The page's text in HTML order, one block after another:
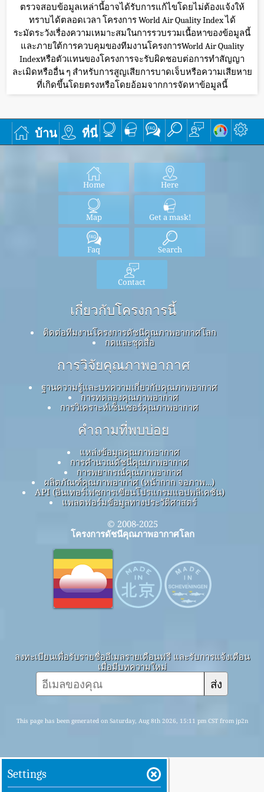
ตรวจสอบข้อมูลเหล่านี้อาจได้รับการแก้ไขโดยไม่ต้องแจ้งให้
ทราบได้ตลอดเวลา โครงการ World Air Quality Index ได้
ระมัดระวังเรื่องความเหมาะสมในการรวบรวมเนื้อหาของข้อมูลนี้
และภายใต้การควบคุมของทีมงานโครงการWorld Air Quality
Indexหรือตัวแทนของโครงการจะรับผิดชอบต่อการทำสัญญา
ละเมิดหรืออื่น ๆ สำหรับการสูญเสียการบาดเจ็บหรือความเสียหาย
ที่เกิดขึ้นโดยตรงหรือโดยอ้อมจากการจัดหาข้อมูลนี้
บ้าน ที่นี่
Home Here
Map Get a mask!
Faq Search
Contact
เกี่ยวกับโครงการนี้
ติดต่อทีมงานโครงการดัชนีคุณภาพอากาศโลก
กดและชุดสื่อ
การวิจัยคุณภาพอากาศ
ฐานความรู้และบทความเกี่ยวกับคุณภาพอากาศ
การทดลองคุณภาพอากาศ
การวิเคราะห์เซ็นเซอร์คุณภาพอากาศ
คำถามที่พบบ่อย
แหล่งข้อมูลคุณภาพอากาศ
การคำนวณดัชนีคุณภาพอากาศ
การพยากรณ์คุณภาพอากาศ
ผลิตภัณฑ์คุณภาพอากาศ (หน้ากาก จอภาพ…)
API (อินเทอร์เฟซการเขียนโปรแกรมแอปพลิเคชัน)
แพลตฟอร์มข้อมูลทางประวัติศาสตร์
© 2008-2025
โครงการดัชนีคุณภาพอากาศโลก
ลงทะเบียนเพื่อรับรายชื่ออีเมลรายเดือนฟรี และรับการแจ้งเตือน
เมื่อมีบทความใหม่
ส่ง
This page has been generated on Saturday, Aug 8th 2026, 15:11 pm CST from jp2n
Settings